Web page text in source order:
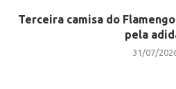
Terceira camisa do
pela
31/07/